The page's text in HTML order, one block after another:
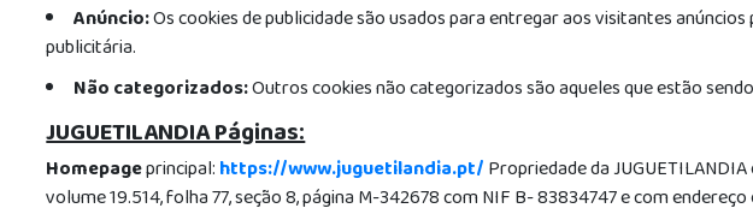
Anúncio:Os cookies de publicidade são usados para entregar aos visitantes
publicitária.
Não categorizados:Outros cookies não categorizados são aqueles que estão
JUGUETILANDIA Páginas:
Homepageprincipal:https://www.juguetilandia.pt/Propriedade da
volume 19.514, folha 77, seção 8, página M-342678 com NIF B- 83834747 e com endereço